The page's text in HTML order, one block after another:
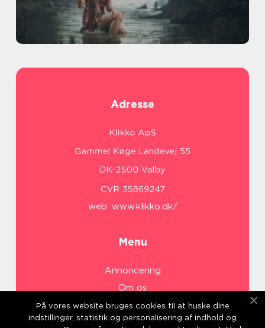
Adresse
web: www.klikko.dk/
Menu
Annoncering
Om os
Cookies
Kontakt os
På vores website bruges cookies til at huske dine
indstillinger, statistik og personalisering af indhold og